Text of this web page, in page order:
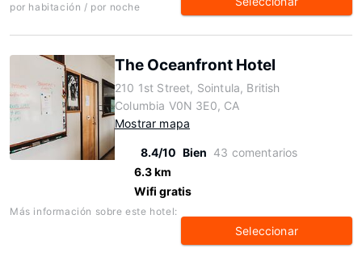
por habitación / por noche
The Oceanfront Hotel
210 1st Street, Sointula, British
Columbia V0N 3E0, CA
Mostrar mapa
8.4/10 Bien 43 comentarios
6.3 km
Wifi gratis
Más información sobre este hotel:
Seleccionar